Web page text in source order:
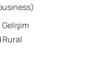
Gelişim